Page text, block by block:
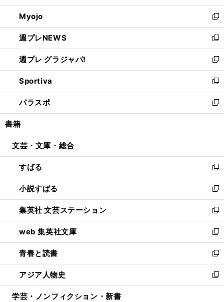
開
く
ウ
で
開
く
ン
ド
ウ
で
開
く
ウ
ィ
ン
ド
ウ
で
開
く
Myojo
新
し
い
ウ
ィ
ン
ド
ウ
で
開
週プレNEWS
新
し
い
ウ
ィ
ン
ド
ウ
開
週プレ グラジャパ!
新
し
い
ウ
ィ
ン
ウ
開
く
Sportiva
新
し
い
ウ
ン
ウ
で
開
く
パラスポ
新
し
ウ
ン
ド
ウ
で
開
く
書籍
文芸・文庫・総合
すばる
新
し
い
ウ
ィ
ン
ド
ウ
で
開
く
小説すばる
新
し
い
ウ
ィ
ン
ド
ウ
で
開
集英社 文芸ステーション
新
し
い
ウ
ィ
ン
ド
ウ
web 集英社文庫
新
し
い
ウ
ィ
ン
青春と読書
新
し
い
ウ
アジア人物史
新
し
学芸・ノンフィクション・新書